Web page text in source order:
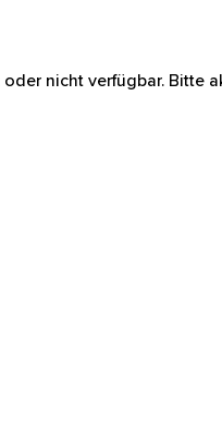
nicht verfügbar. Bitte